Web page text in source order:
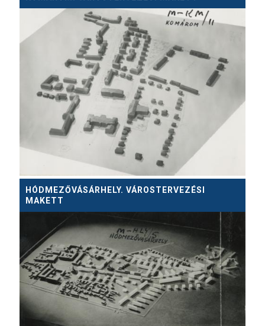
HÓDMEZŐVÁSÁRHELY. VÁROSTERVEZÉSI
MAKETT